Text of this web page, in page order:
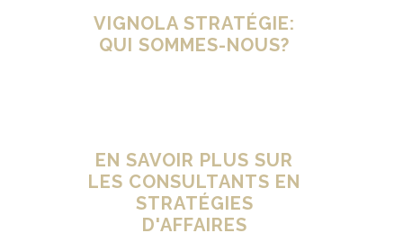
VIGNOLA STRATÉGIE:
QUI SOMMES-NOUS?
EN SAVOIR PLUS SUR
LES CONSULTANTS EN
STRATÉGIES
D'AFFAIRES